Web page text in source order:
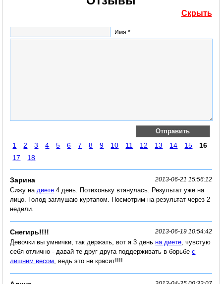
Скрыть
Имя *
1 2 3 4 5 6 7 8 9 10 11 12 13 14 15
16
17
18
Зарина 2013-06-21 15:56:12
Сижу на диете 4 день. Потихоньку втянулась. Результат уже на
лицо. Голод заглушаю куртапом. Посмотрим на результат через 2
недели.
Снегирь!!!! 2013-06-19 10:54:42
Девочки вы умнички, так держать, вот я 3 деньна диете , чувстую
себя отлично - давай те друг друга поддерживать в борьбес
лишним весом , ведь это не красит!!!!